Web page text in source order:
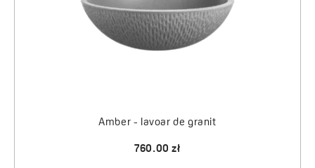
Amber - lavoar de granit
760.00 zł